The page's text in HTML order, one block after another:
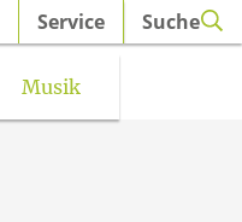
Musik
Service Suche